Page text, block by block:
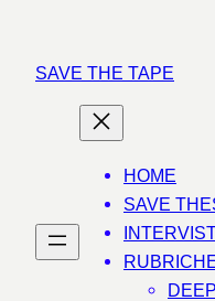
contenuto
SAVE THE TAPE
HOME
SAVE